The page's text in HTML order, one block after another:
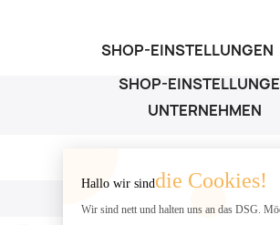
SHOP-EINSTELLUNGEN
SHOP-
UNTERNEHMEN
IHR KONTO
Hallo wir sinddie Cookies!
Wir sind nett und halten uns an das DSG.